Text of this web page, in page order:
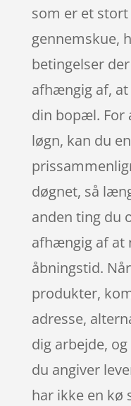
som er et
gennemskue,
betingelser
afhængig af,
din bopæl. For
løgn, kan du
døgnet, så
anden ting du
afhængig af at
åbningstid.
produkter,
adresse,
dig arbejde,
du angiver
har ikke en kø